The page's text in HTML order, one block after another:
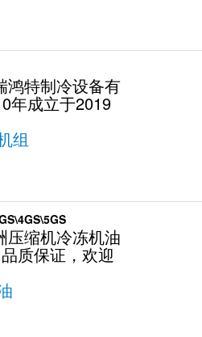
鸿特制冷设备有
年成立于2019
组
压缩机冷冻机油
质保证，欢迎